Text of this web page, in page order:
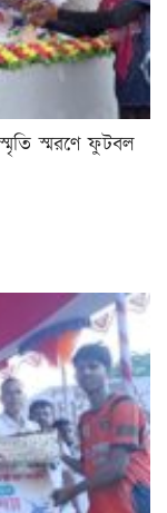
স্মরণে ফুটবল